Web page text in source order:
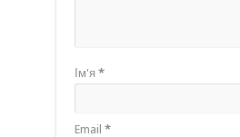
Ім'я *
Email *